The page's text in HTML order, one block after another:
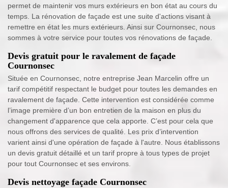
permet de maintenir vos murs extérieurs en bon état au cours du
temps. La rénovation de façade est une suite d'actions visant à
remettre en état les murs extérieurs. Ainsi sur Cournonsec, nous
sommes à votre service pour toutes vos rénovations de façade.
Devis gratuit pour le ravalement de façade
Cournonsec
Située en Cournonsec, notre entreprise Jean Marcelin offre un
tarif compétitif respectant le budget pour toutes les demandes en
ravalement de façade. Cette intervention est considérée comme
l’image première d’un bon entretien de la maison en plus du
changement d'apparence que cela apporte. C’est pour cela que
nous offrons des services de qualité. Les prix d’intervention
varient ainsi d'une opération de façade à l'autre. Nous établissons
un devis gratuit détaillé et un tarif propre à tous types de projet
pour tout Cournonsec et ses environs.
Devis nettoyage façade Cournonsec